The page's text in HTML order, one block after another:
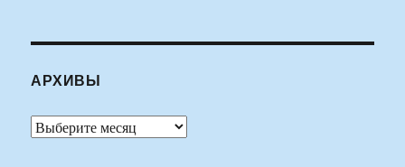
АРХИВЫ
Архивы